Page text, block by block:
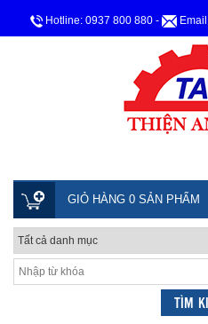
Hotline: 0937 800 880 -
GIỎ HÀNG 0 SẢN PHẨM